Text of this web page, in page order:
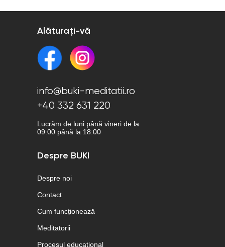
Alăturați-vă
info@buki-meditatii.ro
+40 332 631 220
Lucrăm de luni până vineri de la
09:00 până la 18:00
Despre BUKI
Despre noi
Contact
Cum funcționează
Meditatorii
Procesul educațional